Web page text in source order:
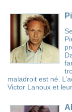
maladroit est né.
Victor Lanoux et